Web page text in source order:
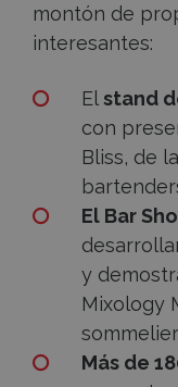
montón de
interesantes:
El stand
con
Bliss, de
El Bar
y
Mixology
Más de